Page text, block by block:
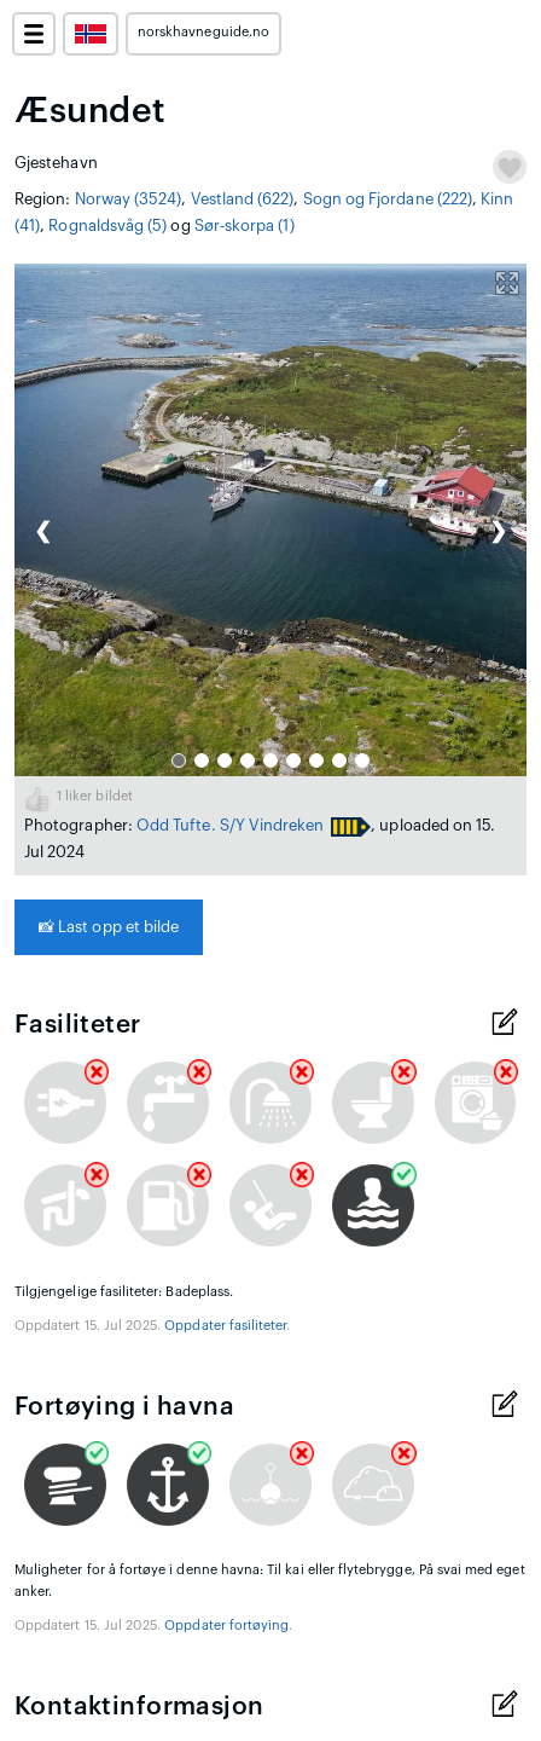
norskhavneguide.no
Æsundet
Gjestehavn
Region: Norway (3524), Vestland (622), Sogn og Fjordane (222), Kinn
(41), Rognaldsvåg (5) og Sør-skorpa (1)
❮ ❯
1 liker bildet
Photographer: Odd Tufte. S/Y Vindreken
, uploaded on 15.
Jul 2024
📸 Last opp et bilde
Fasiliteter
Tilgjengelige fasiliteter: Badeplass.
Oppdatert 15. Jul 2025.Oppdater fasiliteter.
Fortøying i havna
Muligheter for å fortøye i denne havna: Til kai eller flytebrygge, På svai med eget
anker.
Oppdatert 15. Jul 2025.Oppdater fortøying.
Kontaktinformasjon